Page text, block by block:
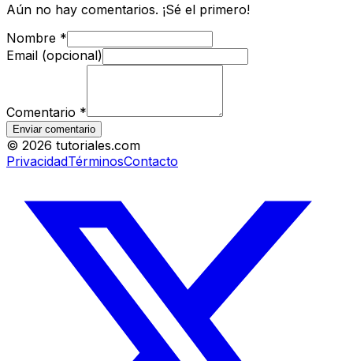
Aún no hay comentarios. ¡Sé el primero!
Nombre *
Email (opcional)
Comentario *
Enviar comentario
© 2026 tutoriales.com
PrivacidadTérminosContacto